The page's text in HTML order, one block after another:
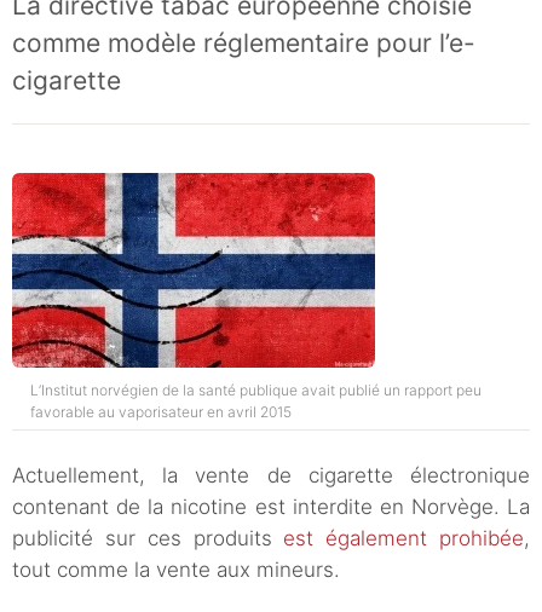
comme modèle réglementaire pour l’e-
cigarette
L’Institut norvégien de la santé publique avait publié un rapport peu
favorable au vaporisateur en avril 2015
Actuellement, la vente de cigarette électronique
contenant de la nicotine est interdite en Norvège. La
publicité sur ces produits est également prohibée,
tout comme la vente aux mineurs.